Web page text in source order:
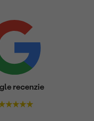
VÁHA
:
recenzie